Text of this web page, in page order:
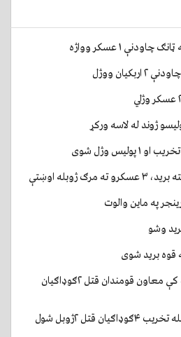
۱ عسکر وواژه
ووژل
ژوبله اوښتې
په ماين والوت
وشو
قوه بريد شوی
هلمند: باباجي په جګړه کې معاون قومندان قتل ۲ګوډاګیان
قتل ۲ژوبل شول